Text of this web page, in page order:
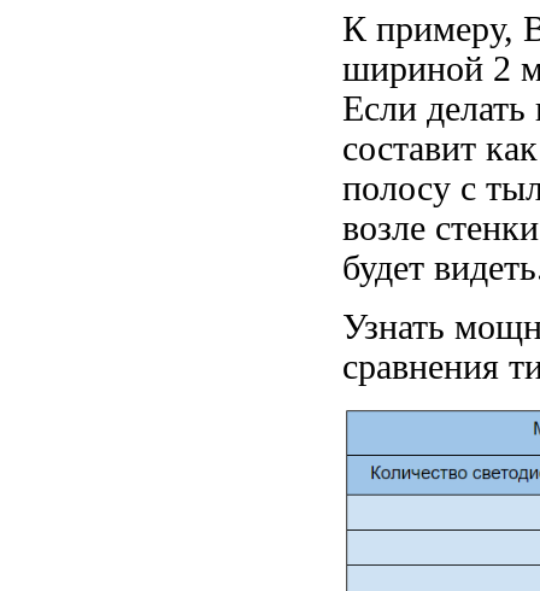
К примеру,
шириной 2 м
Если
составит
полосу с
возле
будет
Узнать
сравнения